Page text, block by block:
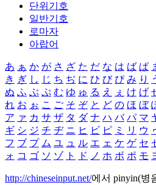
단위기호
일반기호
로마자
아랍어
あ ぁ か が さ ざ た だ な は ば ぱ
き ぎ し じ ち ぢ に ひ び ぴ み り
ぬ ふ ぶ ぷ む ゆ ゅ る え ぇ け げ
れ お ぉ こ ご そ ぞ と ど の ほ ぼ
ア ァ カ サ ザ タ ダ ナ ハ バ パ マ
ギ シ ジ チ ヂ ニ ヒ ビ ピ ミ リ ウ
フ ブ プ ム ユ ュ ル エ ェ ケ ゲ セ
ォ コ ゴ ソ ゾ ト ド ノ ホ ボ ポ モ
http://chineseinput.net/에서 pinyin(병